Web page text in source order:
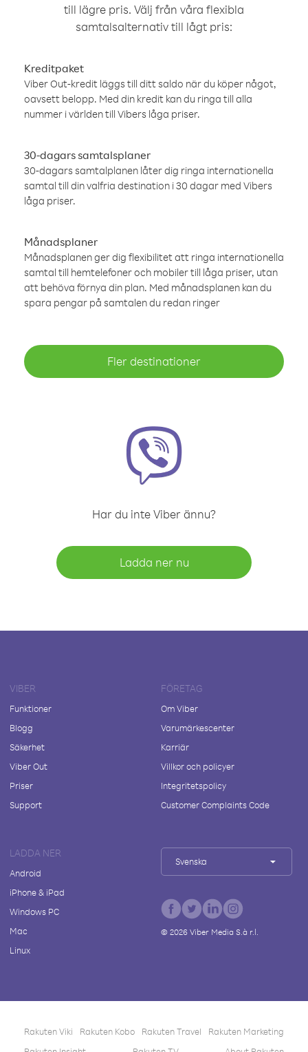
till lägre pris. Välj från våra flexibla
samtalsalternativ till lågt pris:
Kreditpaket
Viber Out-kredit läggs till ditt saldo när du köper något,
oavsett belopp. Med din kredit kan du ringa till alla
nummer i världen till Vibers låga priser.
30-dagars samtalsplaner
30-dagars samtalplanen låter dig ringa internationella
samtal till din valfria destination i 30 dagar med Vibers
låga priser.
Månadsplaner
Månadsplanen ger dig flexibilitet att ringa internationella
samtal till hemtelefoner och mobiler till låga priser, utan
att behöva förnya din plan. Med månadsplanen kan du
spara pengar på samtalen du redan ringer
Fler destinationer
Har du inte Viber ännu?
Ladda ner nu
VIBER
Funktioner
Blogg
Säkerhet
Viber Out
Priser
Support
FÖRETAG
Om Viber
Varumärkescenter
Karriär
Villkor och policyer
Integritetspolicy
Customer Complaints Code
LADDA NER
Android
iPhone & iPad
Windows PC
Mac
Linux
Svenska
© 2026Viber Media S.à r.l.
Rakuten Viki Rakuten Kobo Rakuten Travel
Rakuten Marketing